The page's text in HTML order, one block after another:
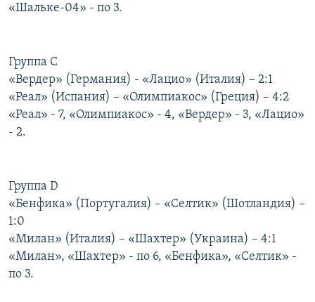
«Шальке-04» - по 3.
Группа С
«Вердер» (Германия) - «Лацио» (Италия) – 2:1
«Реал» (Испания) – «Олимпиакос» (Греция) – 4:2
«Реал» - 7, «Олимпиакос» - 4, «Вердер» - 3, «Лацио»
- 2.
Группа D
«Бенфика» (Португалия) – «Селтик» (Шотландия) –
1:0
«Милан» (Италия) – «Шахтер» (Украина) – 4:1
«Милан», «Шахтер» - по 6, «Бенфика», «Селтик» -
по 3.